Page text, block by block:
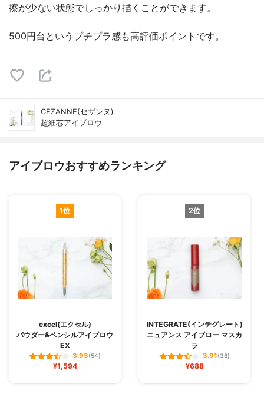
擦が少ない状態でしっかり描くことができます。
500円台というプチプラ感も高評価ポイントです。
CEZANNE(セザンヌ)
超細芯アイブロウ
アイブロウおすすめランキング
1位
excel(エクセル)
パウダー&ペンシルアイブロウ
EX
3.93(54)
¥1,594
2位
INTEGRATE(インテグレート)
ニュアンス アイブロー マスカ
ラ
3.91(38)
¥688